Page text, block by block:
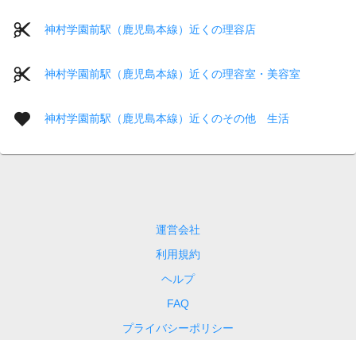
神村学園前駅（鹿児島本線）近くの理容店
神村学園前駅（鹿児島本線）近くの理容室・美容室
神村学園前駅（鹿児島本線）近くのその他 生活
運営会社
利用規約
ヘルプ
FAQ
プライバシーポリシー